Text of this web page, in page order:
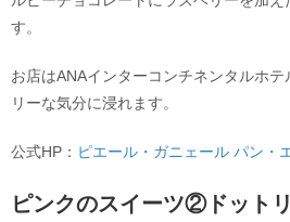
す。
お店はANAインターコンチネンタルホ
リーな気分に浸れます。
公式HP： ピエール・ガニェール パン・
ピンクのスイーツ②ドット